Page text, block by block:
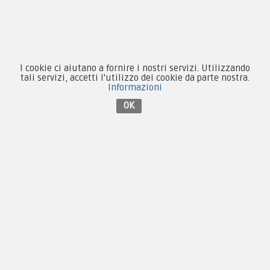
Forze Armate
Collezionismo e Vintage
I cookie ci aiutano a fornire i nostri servizi. Utilizzando
tali servizi, accetti l'utilizzo dei cookie da parte nostra.
Informazioni
OK